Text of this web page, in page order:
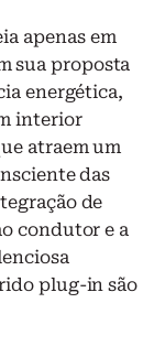
apenas em
sua proposta
energética,
interior
atraem um
das
de
condutor e a
plug-in são